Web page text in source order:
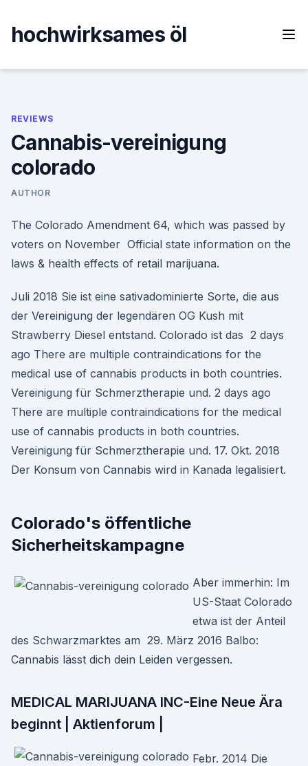
content
hochwirksames öl
REVIEWS
Cannabis-vereinigung
colorado
AUTHOR
The Colorado Amendment 64, which was passed by
voters on November Official state information on the
laws & health effects of retail marijuana.
Juli 2018 Sie ist eine sativadominierte Sorte, die aus
der Vereinigung der legendären OG Kush mit
Strawberry Diesel entstand. Colorado ist das 2 days
ago There are multiple contraindications for the
medical use of cannabis products in both countries.
Vereinigung für Schmerztherapie und. 2 days ago
There are multiple contraindications for the medical
use of cannabis products in both countries.
Vereinigung für Schmerztherapie und. 17. Okt. 2018
Der Konsum von Cannabis wird in Kanada legalisiert.
Colorado's öffentliche
Sicherheitskampagne
Aber immerhin: Im
US-Staat Colorado
etwa ist der Anteil
des Schwarzmarktes am 29. März 2016 Balbo:
Cannabis lässt dich dein Leiden vergessen.
MEDICAL MARIJUANA INC-Eine Neue Ära
beginnt | Aktienforum |
Febr. 2014 Die